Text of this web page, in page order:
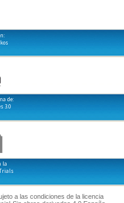
de:
3.0
la
a las condiciones de la licencia